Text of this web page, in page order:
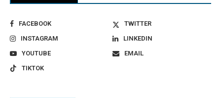
FACEBOOK
TWITTER
INSTAGRAM
LINKEDIN
YOUTUBE
EMAIL
TIKTOK